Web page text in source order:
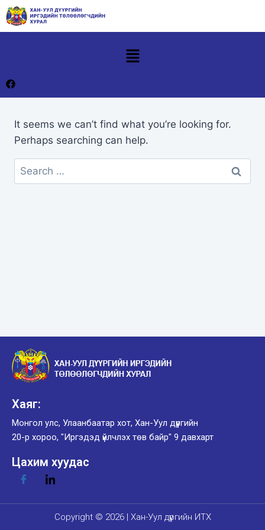
It seems we can’t find what you’re looking for.
Perhaps searching can help.
Хаяг:
Монгол улс, Улаанбаатар хот, Хан-Уул дүүргийн
20-р хороо, "Иргэдэд үйлчлэх төв байр" 9 давхарт
Цахим хуудас
Copyright © 2026 | Хан-Уул дүүргийн ИТХ